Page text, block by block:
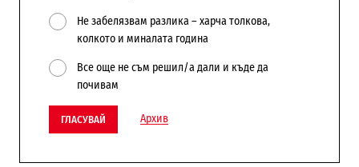
Не забелязвам разлика – харча толкова,
колкото и миналата година
Все още не съм решил/а дали и къде да
почивам
ГЛАСУВАЙ Архив